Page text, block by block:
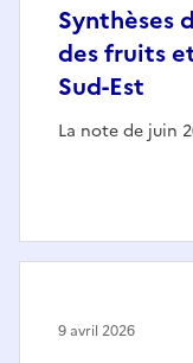
Synthèses
des fruits
Sud-Est
La note de juin
9 avril 2026